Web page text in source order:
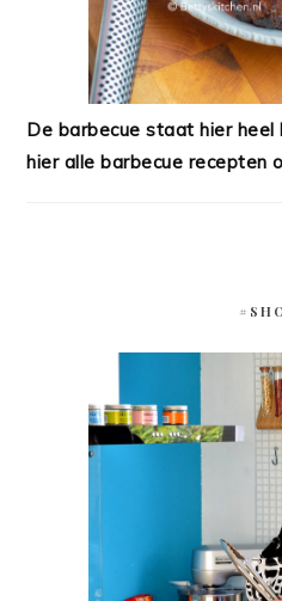
De barbecue staat hier heel
hier alle barbecue recepten